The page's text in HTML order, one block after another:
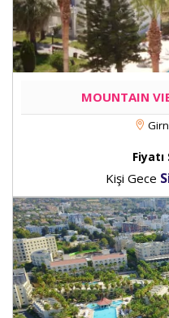
MOUNTAIN
Fiyatı
Kişi Gece